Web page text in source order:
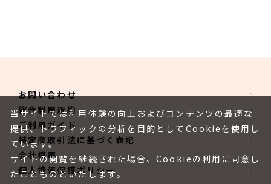
お問い合わせ
総合利用規約
ご利用ガイド
特定商取引法に基づく表記
会社概要
個人情報保護ポリシー
当サイトでは利用体験の向上およびコンテンツの最適な
提供、トラフィックの分析を目的としてCookieを使用し
ています。
サイトの閲覧を継続された場合、Cookieの利用に同意し
たことものといたします。